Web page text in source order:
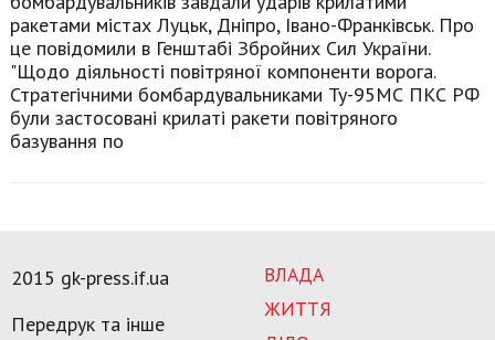
ракетами містах Луцьк, Дніпро, Івано-Франківськ. Про
це повідомили в Генштабі Збройних Сил України.
"Щодо діяльності повітряної компоненти ворога.
Стратегічними бомбардувальниками Ту-95МС ПКС РФ
були застосовані крилаті ракети повітряного
базування по
ВЛАДА
ЖИТТЯ
2015 gk-press.if.ua
Передрук та інше